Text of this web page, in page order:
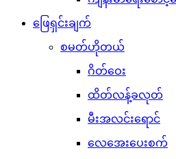
ဖြေရှင်းချက်
စမတ်ဟိုတယ်
ဂိတ်ဝေး
ထိတ်လန့်ခလုတ်
မီးအလင်းရောင်
လေအေးပေးစက်